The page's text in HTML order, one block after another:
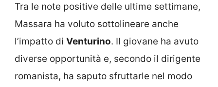
Tra le note positive delle ultime settimane,
Massara ha voluto sottolineare anche
l’impatto di Venturino. Il giovane ha avuto
diverse opportunità e, secondo il dirigente
romanista, ha saputo sfruttarle nel modo